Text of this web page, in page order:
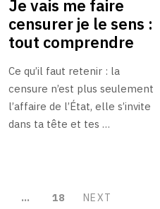
Je vais me faire
censurer je le sens :
tout comprendre
Ce qu’il faut retenir : la
censure n’est plus seulement
l’affaire de l’État, elle s’invite
dans ta tête et tes …
… 18 NEXT